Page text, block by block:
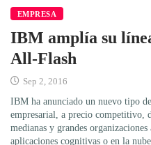
EMPRESA
IBM amplía su
All-Flash
Sep 2, 2016
IBM ha anunciado un nuevo tipo
empresarial, a precio competitivo,
medianas y grandes
aplicaciones cognitivas o en la